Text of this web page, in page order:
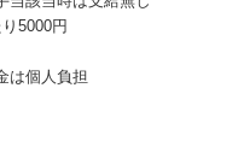
5000円
は個人負担